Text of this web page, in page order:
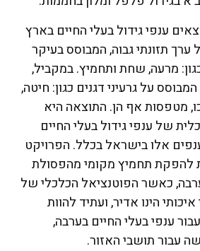
ענפי גידול בעלי החיים בארץ
ערך תזונתי גבוה, המבוסס בעיקר
מרעה, שחת ותחמיץ. במקביל,
על גרעיני דגנים כגון: חיטה,
מטפסות אף הן. התוצאה היא
של ענפי גידול בעלי החיים
אלו בישראל בכלל. הפרויקט
להפקת תחמיץ מקומי מהפסולת
כאשר הפוטנציאל הכלכלי של
הינו אדיר, ועתיד להוות
ענפי בעלי החיים בערבה,
עבור תושבי האזור.